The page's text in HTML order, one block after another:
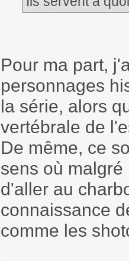
Pour ma part,
personnages
la série, alors
vertébrale de
De même, ce
sens où
d'aller au
connaissance
comme les